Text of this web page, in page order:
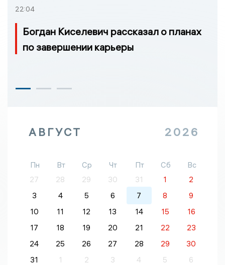
22:04
Богдан Киселевич рассказал о планах
по завершении карьеры
АВГУСТ 2026
Пн Вт Ср Чт Пт Сб
Вс
27
28 29 30 31 1
2
3
4 5 6 7 8
9
10
11 12 13 14 15
16
17
18 19 20 21 22
23
24
25 26 27 28 29
30
31
1 2 3 4 5 6